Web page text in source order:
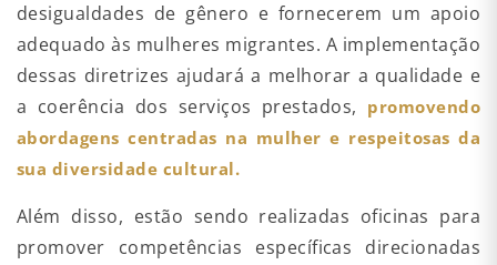
desigualdades de gênero e fornecerem um apoio
adequado às mulheres migrantes. A implementação
dessas diretrizes ajudará a melhorar a qualidade e
a coerência dos serviços prestados, promovendo
abordagens centradas na mulher e respeitosas da
sua diversidade cultural.
Além disso, estão sendo realizadas oficinas para
promover competências específicas direcionadas